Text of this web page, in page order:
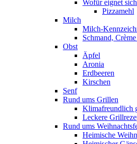
Wofür eignet
Pizzamehl
Milch
Milch-
Schmand,
Obst
Äpfel
Aronia
Erdbeeren
Kirschen
Senf
Rund ums Grillen
Klimafreundlich
Leckere
Rund ums
Heimische